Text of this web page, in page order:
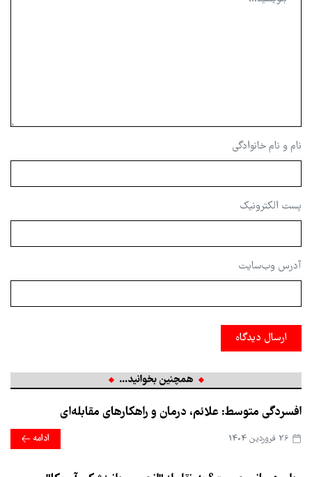
نام و نام خانوادگی
پست الکترونیک
آدرس وب‌سایت
ارسال دیدگاه
همچنین بخوانید...
افسردگی متوسط: علائم، درمان و راهکارهای مقابله‌ای
ادامه